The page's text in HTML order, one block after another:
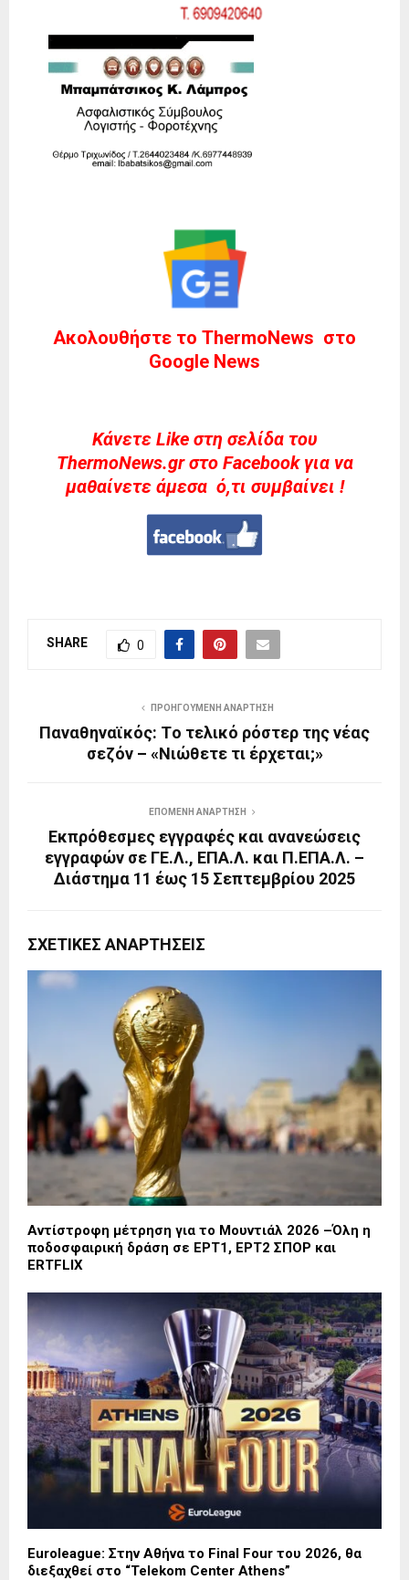
Ακολουθήστε το ThermoNews στο
Google News
Kάνετε Like στη σελίδα του
ThermoNews.gr στο Facebook για να
μαθαίνετε άμεσα ό,τι συμβαίνει !
SHARE 0
ΠΡΟΗΓΟΎΜΕΝΗ ΑΝΆΡΤΗΣΗ
Παναθηναϊκός: Tο τελικό ρόστερ της νέας
σεζόν – «Νιώθετε τι έρχεται;»
ΕΠΌΜΕΝΗ ΑΝΆΡΤΗΣΗ
Εκπρόθεσμες εγγραφές και ανανεώσεις
εγγραφών σε ΓΕ.Λ., ΕΠΑ.Λ. και Π.ΕΠΑ.Λ. –
Διάστημα 11 έως 15 Σεπτεμβρίου 2025
ΣΧΕΤΙΚΈΣ ΑΝΑΡΤΉΣΕΙΣ
Αντίστροφη μέτρηση για το Μουντιάλ 2026 –Όλη η
ποδοσφαιρική δράση σε ΕΡΤ1, ΕΡΤ2 ΣΠΟΡ και
ERTFLIX
Euroleague: Στην Αθήνα το Final Four του 2026, θα
διεξαχθεί στο “Telekom Center Athens”